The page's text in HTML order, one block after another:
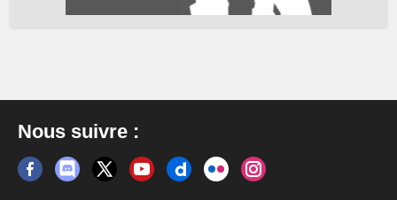
Nous suivre :